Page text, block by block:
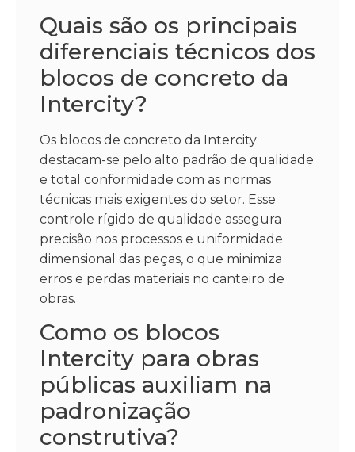
Quais são os principais
diferenciais técnicos dos
blocos de concreto da
Intercity?
Os blocos de concreto da Intercity
destacam-se pelo alto padrão de qualidade
e total conformidade com as normas
técnicas mais exigentes do setor. Esse
controle rígido de qualidade assegura
precisão nos processos e uniformidade
dimensional das peças, o que minimiza
erros e perdas materiais no canteiro de
obras.
Como os blocos
Intercity para obras
públicas auxiliam na
padronização
construtiva?